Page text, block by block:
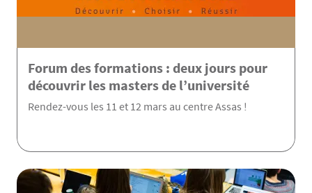
Forum des formations : deux jours pour
découvrir les masters de l’université
Rendez-vous les 11 et 12 mars au centre Assas !